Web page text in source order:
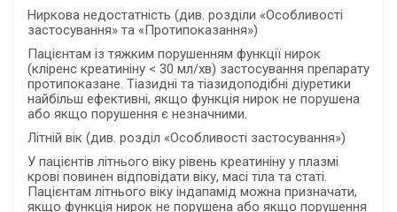
Ниркова недостатність (див. розділи «Особливості
застосування» та «Протипоказання»)
Пацієнтам із тяжким порушенням функції нирок
(кліренс креатиніну < 30 мл/хв) застосування препарату
протипоказане. Тіазидні та тіазидоподібні діуретики
найбільш ефективні, якщо функція нирок не порушена
або якщо порушення є незначними.
Літній вік (див. розділ «Особливості застосування»)
У пацієнтів літнього віку рівень креатиніну у плазмі
крові повинен відповідати віку, масі тіла та статі.
Пацієнтам літнього віку індапамід можна призначати,
якщо функція нирок не порушена або якщо порушення